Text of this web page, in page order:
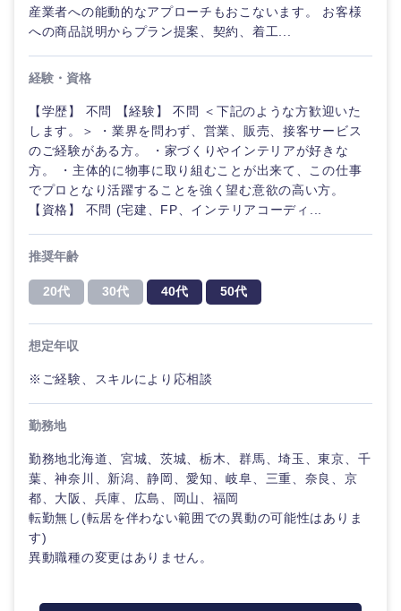
マーケテ
営業
サービス
クリエイ
ティブ
タント
専門職
技術職
Webサー
ム
技術職
（モノづ
くり）
金融専門
経営企画
その他企画業務
営業
クリエイティブ
コンサルタント
専門職
技術職（モノづくり）
メディカル
不動産専門職
建設・施工管理
事務職
その他
食品・化粧品・アパレル・消費財
メディカル・ヘルスケア・ライフサイエンス
金融
建設・不動産
倉庫・運輸・物流
小売・通販・外食
IT・通信
コンサル・シンクタンク
広告・宣伝・印刷
マスメディア
茨城県 栃木県
群馬県 埼玉県
千葉県 東京都
神奈川県
新潟県 富山県
石川県 福井県
こだわり条件を入力ください
急募
上場企業
スタートアップ企
業
外資系企業 英語を活かす
フルリモート
年間休日120日以
上
産業者への能動的なアプローチもおこないます。 お客様
への商品説明からプラン提案、契約、着工...
経験・資格
【学歴】 不問 【経験】 不問 ＜下記のような方歓迎いた
します。＞ ・業界を問わず、営業、販売、接客サービス
のご経験がある方。 ・家づくりやインテリアが好きな
方。 ・主体的に物事に取り組むことが出来て、この仕事
でプロとなり活躍することを強く望む意欲の高い方。
【資格】 不問 (宅建、FP、インテリアコーディ...
推奨年齢
20代 30代 40代 50代
想定年収
※ご経験、スキルにより応相談
勤務地
勤務地北海道、宮城、茨城、栃木、群馬、埼玉、東京、千
葉、神奈川、新潟、静岡、愛知、岐阜、三重、奈良、京
都、大阪、兵庫、広島、岡山、福岡
転勤無し(転居を伴わない範囲での異動の可能性はありま
す)
異動職種の変更はありません。